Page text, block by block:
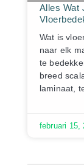
Alles Wat
Wat is
naar elk
te
breed
laminaat,
februari 15,